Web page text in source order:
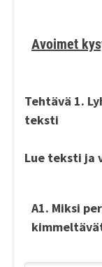
Avoimet
Tehtävä 1.
Lue teksti ja
A1. Miksi